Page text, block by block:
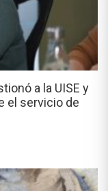
a la UISE y
el servicio de